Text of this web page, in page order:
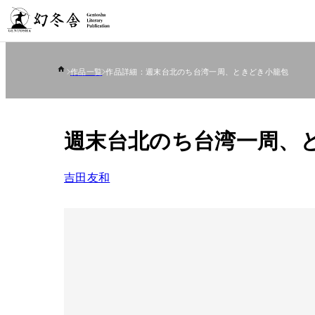
作品一覧 作品詳細：週末台北のち台湾一周、ときどき小籠包
週末台北のち台湾一周、
吉田友和